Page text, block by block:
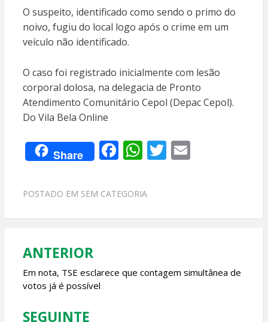
O suspeito, identificado como sendo o primo do
noivo, fugiu do local logo após o crime em um
veículo não identificado.
O caso foi registrado inicialmente com lesão
corporal dolosa, na delegacia de Pronto
Atendimento Comunitário Cepol (Depac Cepol).
Do Vila Bela Online
Share F
e
o
k
W
at
A
p
T E
POSTADO EM SEM CATEGORIA
Navegação
de
Post
ANTERIOR
Em nota, TSE esclarece que contagem simultânea de
votos já é possível
SEGUINTE